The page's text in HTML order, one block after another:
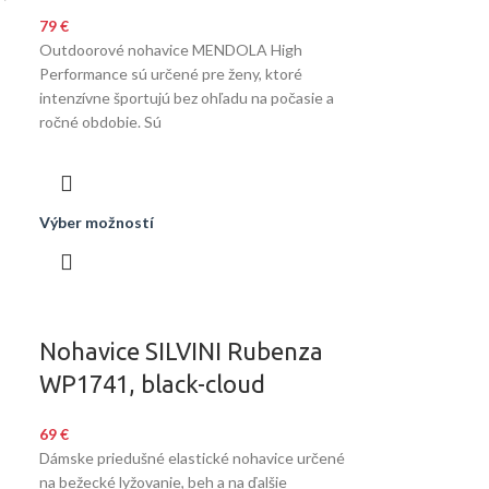
79€
Outdoorové nohavice MENDOLA High
Performance sú určené pre ženy, ktoré
intenzívne športujú bez ohľadu na počasie a
ročné obdobie. Sú
Výber možností
Nohavice SILVINI Rubenza
WP1741, black-cloud
69€
Dámske priedušné elastické nohavice určené
na bežecké lyžovanie, beh a na ďalšie